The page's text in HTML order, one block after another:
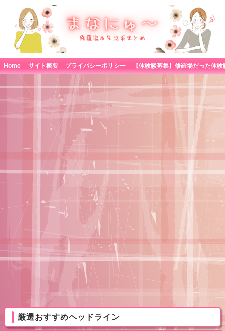
Home サイト概要 プライバシーポリシー
厳選おすすめヘッドライン